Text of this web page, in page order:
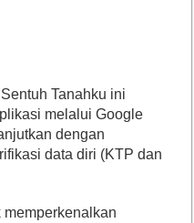
Tanahku ini
melaluiGoogle
dengan
data diri (KTP dan